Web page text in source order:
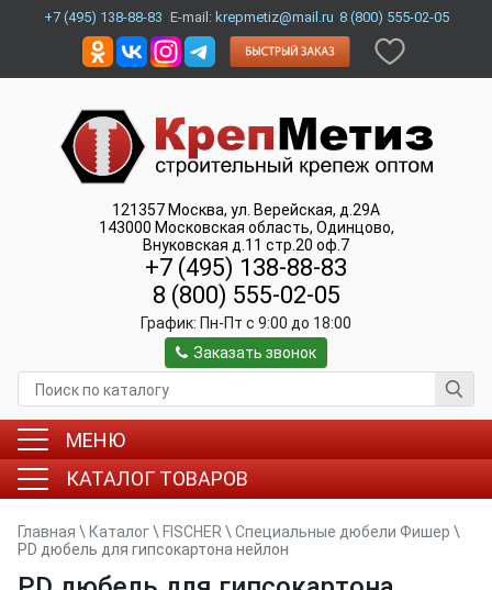
+7 (495) 138-88-83 E-mail: krepmetiz@mail.ru 8 (800) 555-02-05
121357 Москва, ул. Верейская, д.29А
143000 Московская область, Одинцово,
Внуковская д.11 стр.20 оф.7
+7 (495) 138-88-83
8 (800) 555-02-05
График: Пн-Пт c 9:00 до 18:00
Заказать звонок
МЕНЮ
КАТАЛОГ ТОВАРОВ
Главная \ Каталог\ FISCHER \ Специальные дюбели Фишер \
PD дюбель для гипсокартона нейлон